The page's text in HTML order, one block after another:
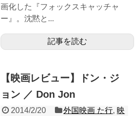
画化した『フォックスキャッチャ
ー』。沈黙と...
記事を読む
【映画レビュー】ドン・ジ
ョン ／ Don Jon
2014/2/20 外国映画 た行, 映